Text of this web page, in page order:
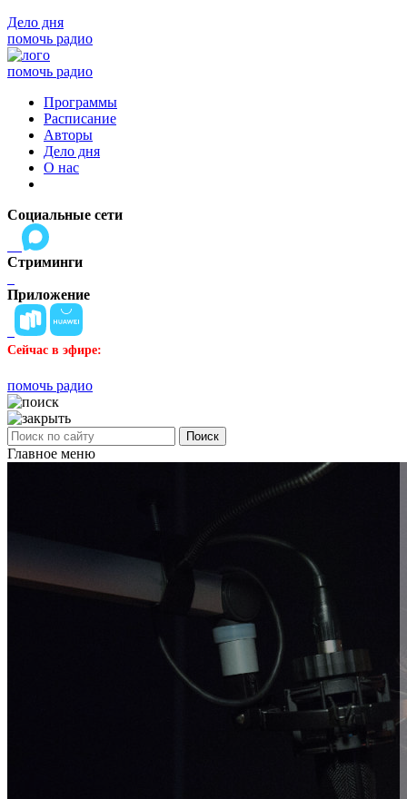
Дело дня
помочь радио
помочь радио
Программы
Расписание
Авторы
Дело дня
О нас
Социальные сети
Стриминги
Приложение
Сейчас в эфире:
помочь радио
Поиск
Главное меню